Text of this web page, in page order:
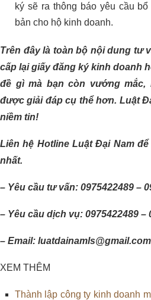
ký sẽ ra thông báo yêu cầu
bản cho hộ kinh doanh.
Trên đây là toàn bộ nội dung tư
cấp lại giấy đăng ký kinh doanh
đề gì mà bạn còn vướng
được giải đáp cụ thể hơn. Luật
niềm tin!
Liên hệ Hotline Luật Đại Nam
nhất.
– Yêu cầu tư vấn: 0975422489 –
– Yêu cầu dịch vụ: 0975422489 –
– Email: luatdainamls@gmail.com
XEM THÊM
Thành lập công ty kinh doanh